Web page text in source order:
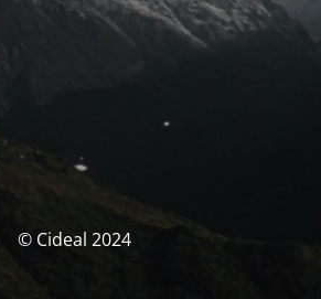
© Cideal 2024